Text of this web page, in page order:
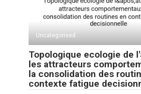
Uncategorised
Topologique ecologie de
les attracteurs
la consolidation des
contexte fatigue